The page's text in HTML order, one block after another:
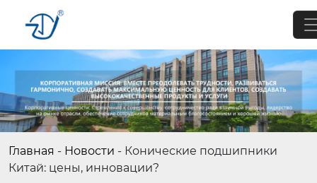
Главная - Новости - Конические подшипники
Китай: цены, инновации?